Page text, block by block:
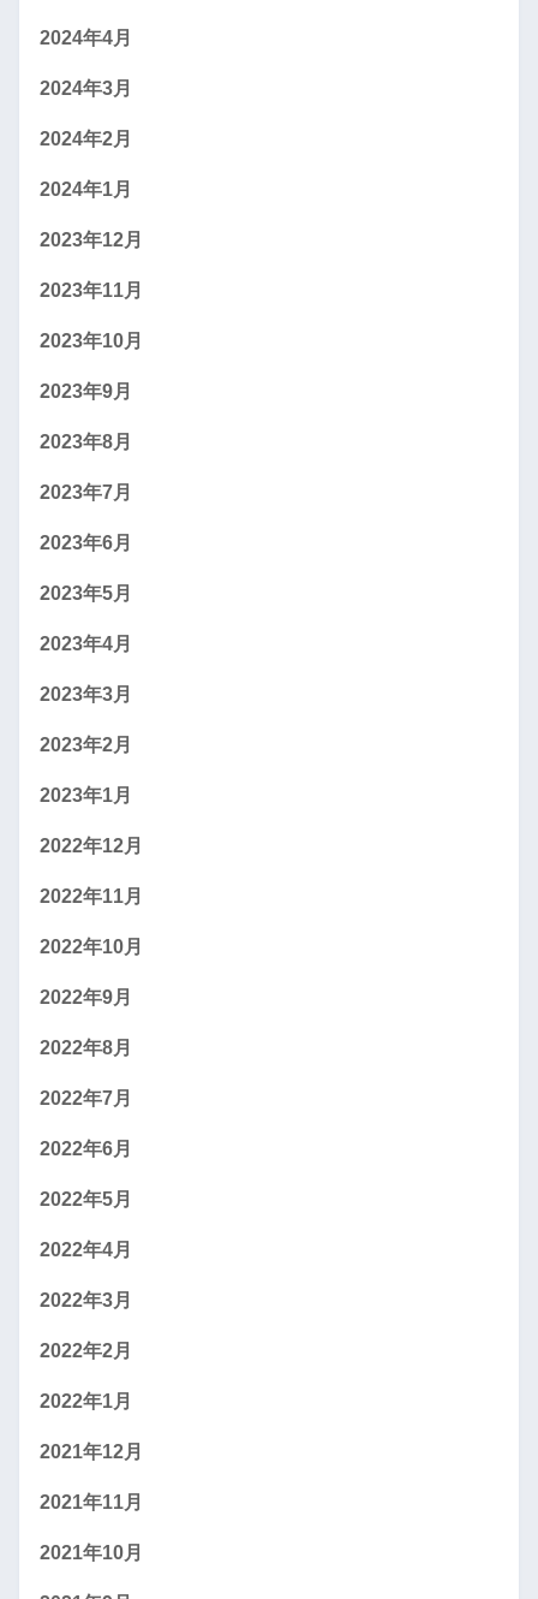
2024年4月
2024年3月
2024年2月
2024年1月
2023年12月
2023年11月
2023年10月
2023年9月
2023年8月
2023年7月
2023年6月
2023年5月
2023年4月
2023年3月
2023年2月
2023年1月
2022年12月
2022年11月
2022年10月
2022年9月
2022年8月
2022年7月
2022年6月
2022年5月
2022年4月
2022年3月
2022年2月
2022年1月
2021年12月
2021年11月
2021年10月